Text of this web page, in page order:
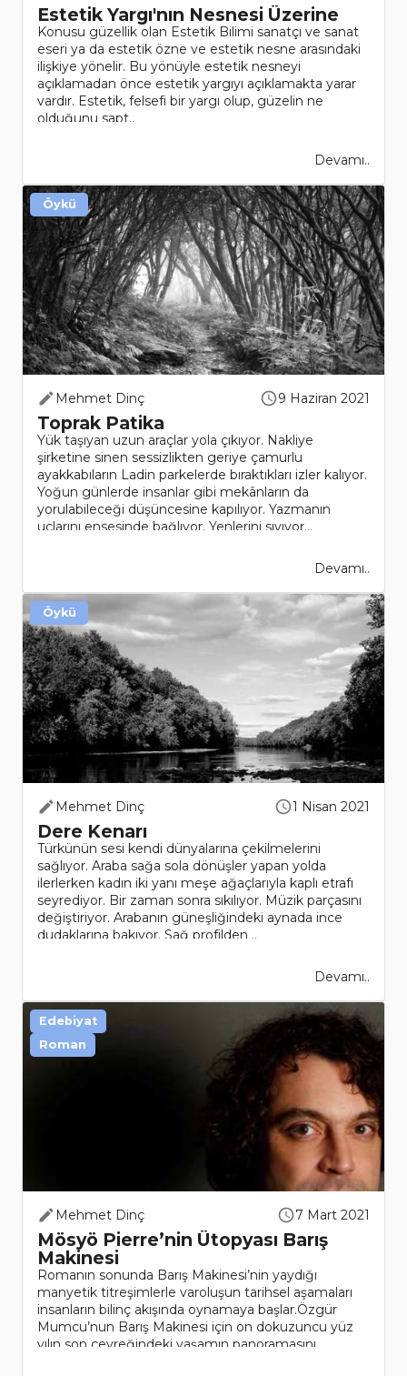
Estetik Yargı'nın Nesnesi Üzerine
Konusu güzellik olan Estetik Bilimi sanatçı ve sanat
eseri ya da estetik özne ve estetik nesne arasındaki
ilişkiye yönelir. Bu yönüyle estetik nesneyi
açıklamadan önce estetik yargıyı açıklamakta yarar
vardır. Estetik, felsefi bir yargı olup, güzelin ne
olduğunu sapt..
Devamı..
Mehmet Dinç 9 Haziran 2021
Toprak Patika
Yük taşıyan uzun araçlar yola çıkıyor. Nakliye
şirketine sinen sessizlikten geriye çamurlu
ayakkabıların Ladin parkelerde bıraktıkları izler kalıyor.
Yoğun günlerde insanlar gibi mekânların da
yorulabileceği düşüncesine kapılıyor. Yazmanın
uçlarını ensesinde bağlıyor. Yenlerini sıvıyor...
Devamı..
Öykü
Mehmet Dinç 1 Nisan 2021
Dere Kenarı
Türkünün sesi kendi dünyalarına çekilmelerini
sağlıyor. Araba sağa sola dönüşler yapan yolda
ilerlerken kadın iki yanı meşe ağaçlarıyla kaplı etrafı
seyrediyor. Bir zaman sonra sıkılıyor. Müzik parçasını
değiştiriyor. Arabanın güneşliğindeki aynada ince
dudaklarına bakıyor. Sağ profilden ..
Devamı..
Öykü
Mehmet Dinç 7 Mart 2021
Mösyö Pierre’nin Ütopyası Barış
Makinesi
Romanın sonunda Barış Makinesi’nin yaydığı
manyetik titreşimlerle varoluşun tarihsel aşamaları
insanların bilinç akışında oynamaya başlar.Özgür
Mumcu’nun Barış Makinesi için on dokuzuncu yüz
yılın son çeyreğindeki yaşamın panoramasını
Edebiyat
Roman